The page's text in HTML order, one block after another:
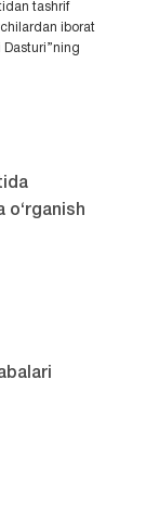
tashrif
iborat
o‘rganish